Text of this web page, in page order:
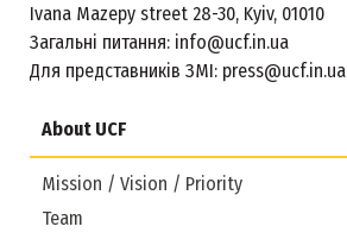
About UCF
Mission / Vision / Priority
Team
Ivana Mazepy street 28-30, Kyiv, 01010
Загальні питання: info@ucf.in.ua
Для представників ЗМІ: press@ucf.in.ua